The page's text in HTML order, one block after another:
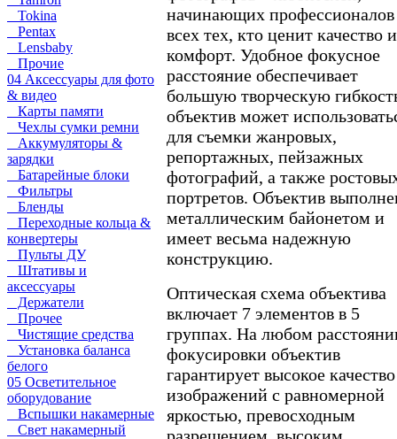
Tokina
Pentax
Lensbaby
Прочие
04 Аксессуары для фото
& видео
Карты памяти
Чехлы сумки ремни
Аккумуляторы &
зарядки
Батарейные блоки
Фильтры
Бленды
Переходные кольца &
конвертеры
Пульты ДУ
Штативы и
аксессуары
Держатели
Прочее
Чистящие средства
Установка баланса
белого
05 Осветительное
оборудование
Вспышки накамерные
Свет накамерный
начинающих
всех тех, кто ценит качество и
комфорт. Удобное фокусное
расстояние обеспечивает
большую творческую
объектив может
для съемки жанровых,
репортажных, пейзажных
фотографий, а также
портретов. Объектив
металлическим байонетом и
имеет весьма надежную
конструкцию.
Оптическая схема объектива
включает 7 элементов в 5
группах. На любом
фокусировки объектив
гарантирует высокое качество
изображений с равномерной
яркостью, превосходным